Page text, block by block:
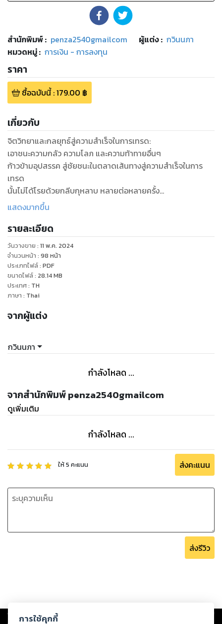
สำนักพิมพ์: penza2540gmailcom ผู้แต่ง : กวินนภา
หมวดหมู่: การเงิน - การลงทุน
ราคา
ซื้อฉบับนี้:179.00 ฿
เกี่ยวกับ
จิตวิทยาและกลยุทธ์สู่ความสำเร็จในการเทรด:
เอาชนะความกลัว ความโลภ และความท้าทายอื่นๆ
ก้าวข้ามอุปสรรค สู่ชัยชนะในตลาดเส้นทางสู่ความสำเร็จในการ
เทรด
นั้นไม่ได้โรยด้วยกลีบกุหลาบ หลายต่อหลายครั้ง
นักลงทุนต้องเผชิญกับ อุปสรรค มากมาย ทั้งจาก ภายในจิตใจ
หนังสือเล่มนี้ มุ่งมั่นที่จะช่วยคุณ เอาชนะ อุปสรรคเหล่านี้
และนำพาคุณไปสู่ ความสำเร็จ ในตลาดการเงิน
ภายในเล่มนี้ คุณจะได้ค้นพบ:
การขาดวินัย: แนวทางสู่ความพ่ายแพ้
การจัดการความเสี่ยง: ป้องกันความสูญเสีย
สัญญาณเท็จ: หลอกลวงนักลงทุน
การไม่ยอมรับความพ่ายแพ้: บทเรียนราคาแพง
การไม่รู้จักหยุดพัก: เผาผลาญพลังงาน
การขาดการสนับสนุน: อุปสรรคสู่ความก้าวหน้า
การละเลยสุขภาพ: ฐานรากสู่ความสำเร็จ
การละเลยการพัฒนาตนเอง: หยุดนิ่งคือถอยหลัง
กลยุทธ์ที่ผิดพลาด:กลยุทธ์ไม่เหมาะกับตลาด: สูตรสำเร็จรูปไม่มี
จริง
กลยุทธ์ไม่สอดคล้องกับบุคลิก: ฝืนธรรมชาติ ย่อมพ่ายแพ้
กลยุทธ์ที่ผ่านการทดสอบ: บทพิสูจน์ความสำเร็จ
กลยุทธ์ที่ปรับเปลี่ยนตามสถานการณ์: ยืดหยุ่น รับมือทุกความ
กลยุทธ์ที่ขาดการจัดการความเสี่ยง: เสี่ยงเกินไป ย่อมล้มเหลว
ดี!
แสดงมากขึ้น
รายละเอียด
วันวางขาย : 11 พ.ค. 2024
จำนวนหน้า : 98 หน้า
ประเภทไฟล์: PDF
ขนาดไฟล์: 28.14MB
ประเทศ: TH
ภาษา : Thai
จากผู้แต่ง
กวินนภา
กำลังโหลด ...
จากสำนักพิมพ์ penza2540gmailcom
ดูเพิ่มเติม
กำลังโหลด ...
ให้5 คะแนน ส่งคะแนน
ส่งรีวิว
Copyright © 2026
การใช้คุกกี้